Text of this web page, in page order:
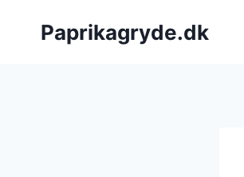
Paprikagryde.dk